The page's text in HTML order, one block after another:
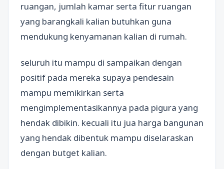
ruangan, jumlah kamar serta fitur ruangan
yang barangkali kalian butuhkan guna
mendukung kenyamanan kalian di rumah.
seluruh itu mampu di sampaikan dengan
positif pada mereka supaya pendesain
mampu memikirkan serta
mengimplementasikannya pada pigura yang
hendak dibikin. kecuali itu jua harga bangunan
yang hendak dibentuk mampu diselaraskan
dengan butget kalian.